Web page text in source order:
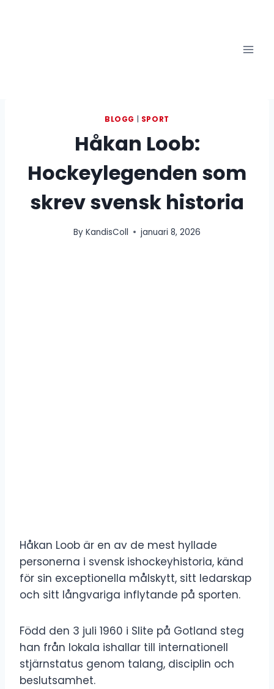
BLOGG SPORT
Håkan Loob:
Hockeylegenden som
skrev svensk historia
By KandisColl januari 8, 2026
Håkan Loob är en av de mest hyllade
personerna i svensk ishockeyhistoria, känd
för sin exceptionella målskytt, sitt ledarskap
och sitt långvariga inflytande på sporten.
Född den 3 juli 1960 i Slite på Gotland steg
han från lokala ishallar till internationell
stjärnstatus genom talang, disciplin och
beslutsamhet.